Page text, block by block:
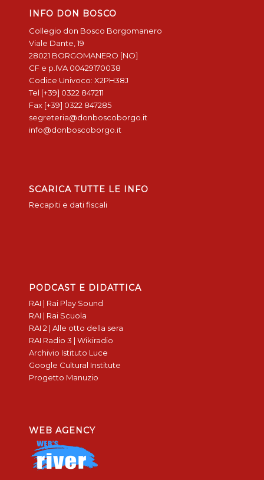
INFO DON BOSCO
Collegio don Bosco Borgomanero
Viale Dante, 19
28021 BORGOMANERO [NO]
CF e p.IVA 00429170038
Codice Univoco: X2PH38J
Tel [+39] 0322 847211
Fax [+39] 0322 847285
segreteria@donboscoborgo.it
info@donboscoborgo.it
SCARICA TUTTE LE INFO
Recapiti e dati fiscali
PODCAST E DIDATTICA
RAI | Rai Play Sound
RAI | Rai Scuola
RAI 2 | Alle otto della sera
RAI Radio 3 | Wikiradio
Archivio Istituto Luce
Google Cultural Institute
Progetto Manuzio
WEB AGENCY